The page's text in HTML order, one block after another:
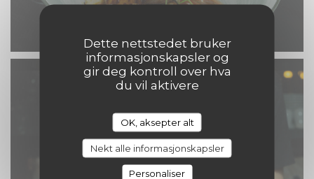
Dette nettstedet bruker
informasjonskapsler og
gir deg kontroll over hva
du vil aktivere
OK, aksepter alt
Nekt alle informasjonskapsler
Personaliser